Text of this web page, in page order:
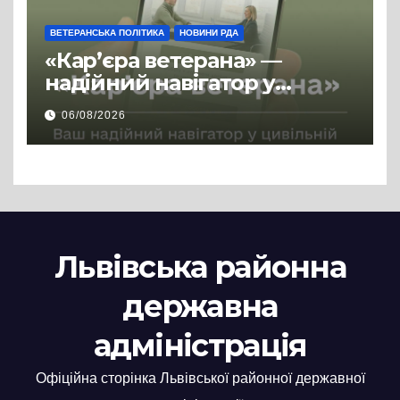
ВЕТЕРАНСЬКА ПОЛІТИКА НОВИНИ РДА
«Кар’єра ветерана» —
надійний навігатор у
цивільній професії
06/08/2026
Львівська районна
державна
адміністрація
Офіційна сторінка Львівської районної державної